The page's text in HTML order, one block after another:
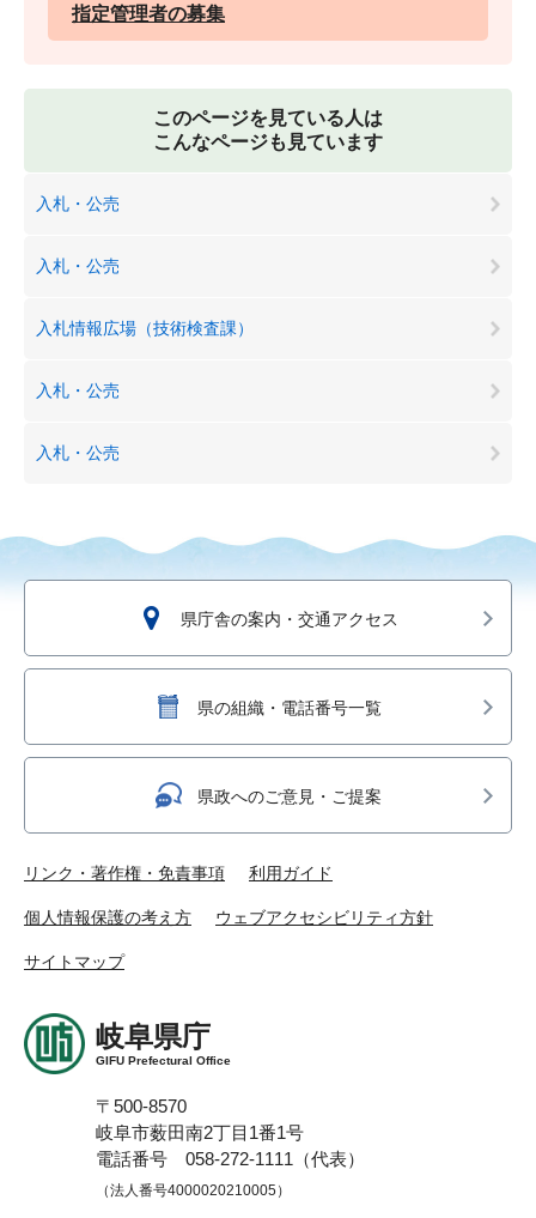
指定管理者の募集
このページを見ている人は
こんなページも見ています
入札・公売
入札・公売
入札情報広場（技術検査課）
入札・公売
入札・公売
県庁舎の案内・交通アクセス
県の組織・電話番号一覧
県政へのご意見・ご提案
リンク・著作権・免責事項 利用ガイド
個人情報保護の考え方 ウェブアクセシビリティ方針
サイトマップ
岐阜県庁
GIFU Prefectural Office
〒500-8570
岐阜市薮田南2丁目1番1号
電話番号 058-272-1111（代表）
（法人番号4000020210005）